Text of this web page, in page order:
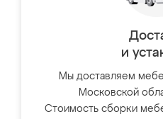
и
Мы доставляем
Московской
Стоимость сборки